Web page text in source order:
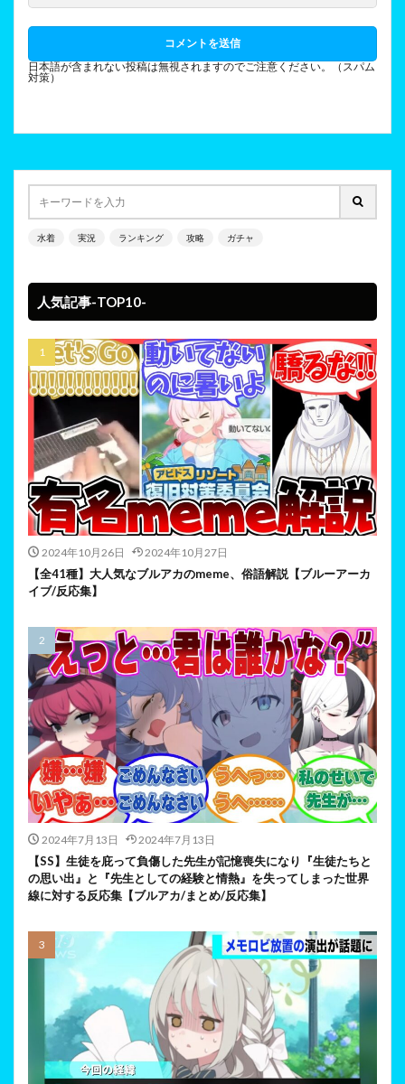
日本語が含まれない投稿は無視されますのでご注意ください。（スパム
対策）
水着 実況 ランキング 攻略 ガチャ
人気記事-TOP10-
2024年10月26日 2024年10月27日
【全41種】大人気なブルアカのmeme、俗語解説【ブルーアーカ
イブ/反応集】
2024年7月13日 2024年7月13日
【SS】生徒を庇って負傷した先生が記憶喪失になり『生徒たちと
の思い出』と『先生としての経験と情熱』を失ってしまった世界
線に対する反応集【ブルアカ/まとめ/反応集】